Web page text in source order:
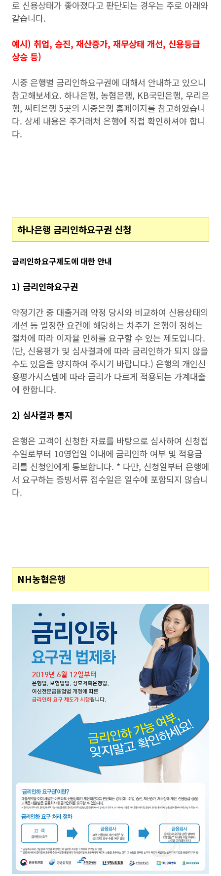
로 신용상태가 좋아졌다고 판단되는 경우는 주로 아래와
같습니다.
예시) 취업, 승진, 재산증가, 재무상태 개선, 신용등급
상승 등)
시중 은행별 금리인하요구권에 대해서 안내하고 있으니
참고해보세요. 하나은행, 농협은행, KB국민은행, 우리은
행, 씨티은행 5곳의 시중은행 홈페이지를 참고하였습니
다. 상세 내용은 주거래처 은행에 직접 확인하셔야 합니
다.
하나은행 금리인하요구권 신청
금리인하요구제도에 대한 안내
1) 금리인하요구권
약정기간 중 대출거래 약정 당시와 비교하여 신용상태의
개선 등 일정한 요건에 해당하는 차주가 은행이 정하는
절차에 따라 이자율 인하를 요구할 수 있는 제도입니다.
(단, 신용평가 및 심사결과에 따라 금리인하가 되지 않을
수도 있음을 양지하여 주시기 바랍니다.) 은행의 개인신
용평가시스템에 따라 금리가 다르게 적용되는 가계대출
에 한합니다.
2) 심사결과 통지
은행은 고객이 신청한 자료를 바탕으로 심사하여 신청접
수일로부터 10영업일 이내에 금리인하 여부 및 적용금
리를 신청인에게 통보합니다. * 다만, 신청일부터 은행에
서 요구하는 증빙서류 접수일은 일수에 포함되지 않습니
다.
NH농협은행